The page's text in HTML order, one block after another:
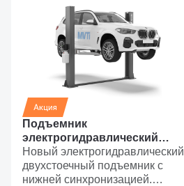
Подъемник
электрогидравлический
Sivik ПГА-4000-Э
Новый электрогидравлический
двухстоечный подъемник с
нижней синхронизацией.